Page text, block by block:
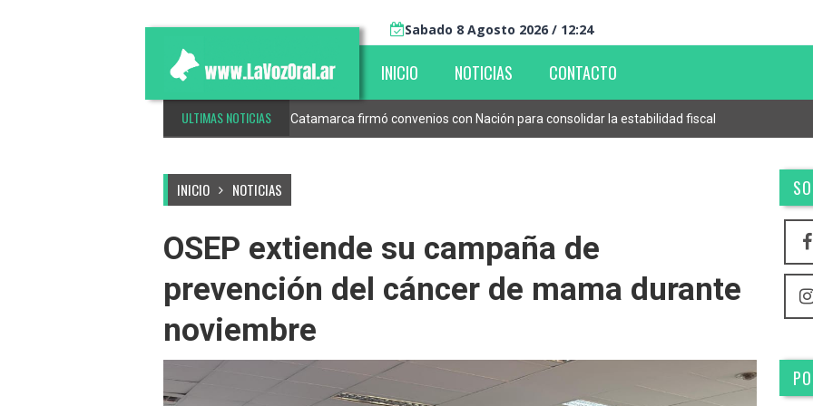
Sabado 8 Agosto 2026 / 12:24
INICIO NOTICIAS CONTACTO
ULTIMAS NOTICIAS Catamarca firmó convenios con Nación para consolidar la estabilidad fiscal
INICIO NOTICIAS
OSEP extiende su campaña de
prevención del cáncer de mama durante
noviembre